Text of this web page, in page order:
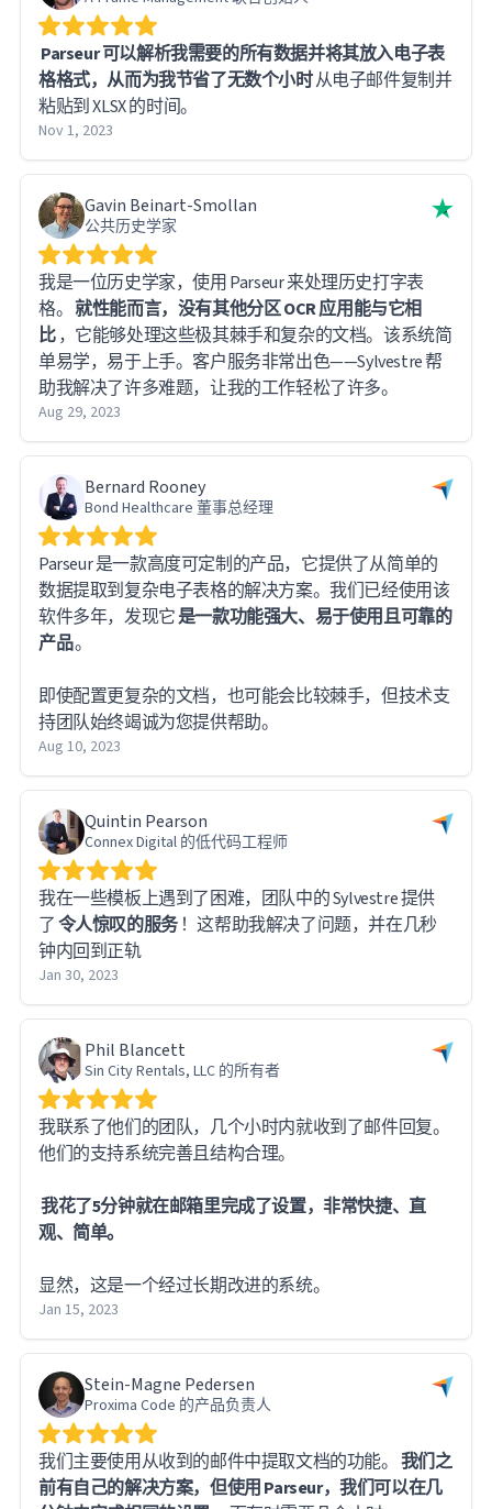
Parseur 可以解析我需要的所有数据并将其放入电子表
格格式，从而为我节省了无数个小时从电子邮件复制并
粘贴到 XLSX 的时间。
Nov 1, 2023
Gavin Beinart-Smollan
公共历史学家
我是一位历史学家，使用 Parseur 来处理历史打字表
格。 就性能而言，没有其他分区 OCR 应用能与它相
比 ，它能够处理这些极其棘手和复杂的文档。该系统简
单易学，易于上手。客户服务非常出色——Sylvestre 帮
助我解决了许多难题，让我的工作轻松了许多。
Aug 29, 2023
Bernard Rooney
Bond Healthcare 董事总经理
Parseur 是一款高度可定制的产品，它提供了从简单的
数据提取到复杂电子表格的解决方案。我们已经使用该
软件多年，发现它是一款功能强大、易于使用且可靠的
产品。
即使配置更复杂的文档，也可能会比较棘手，但技术支
持团队始终竭诚为您提供帮助。
Aug 10, 2023
Quintin Pearson
Connex Digital 的低代码工程师
我在一些模板上遇到了困难，团队中的 Sylvestre 提供
了令人惊叹的服务 ！这帮助我解决了问题，并在几秒
钟内回到正轨
Jan 30, 2023
Phil Blancett
Sin City Rentals, LLC 的所有者
我联系了他们的团队，几个小时内就收到了邮件回复。
他们的支持系统完善且结构合理。
我花了5分钟就在邮箱里完成了设置，非常快捷、直
观、简单。
显然，这是一个经过长期改进的系统。
Jan 15, 2023
Stein-Magne Pedersen
Proxima Code 的产品负责人
我们主要使用从收到的邮件中提取文档的功能。 我们之
前有自己的解决方案，但使用 Parseur，我们可以在几